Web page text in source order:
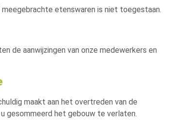
etenswaren is niet toegestaan.
de aanwijzingen van onze medewerkers en
maakt aan het overtreden van de
gesommeerd het gebouw te verlaten.